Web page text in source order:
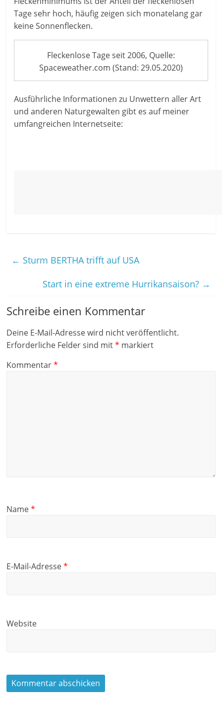
Tage sehr hoch, häufig zeigen sich monatelang gar
keine Sonnenflecken.
Fleckenlose Tage seit 2006, Quelle:
Spaceweather.com (Stand: 29.05.2020)
Ausführliche Informationen zu Unwettern aller Art
und anderen Naturgewalten gibt es auf meiner
umfangreichen Internetseite:
← Sturm BERTHA trifft auf USA
Start in eine extreme Hurrikansaison? →
Schreibe einen Kommentar
Deine E-Mail-Adresse wird nicht veröffentlicht.
Erforderliche Felder sind mit* markiert
Kommentar*
Name*
E-Mail-Adresse*
Website